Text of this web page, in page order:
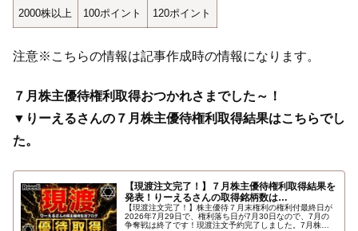
2000株以上 100ポイント 120ポイント
注意※こちらの情報は記事作成時の情報になります。
７月株主優待権利取得おつかれさまでした～！
▼りーえるさんの７月株主優待権利取得結果はこちらでし
た。
【現渡注文完了！】７月株主優待権利取得結果を
発表！りーえるさんの取得銘柄数は…
【現渡注文完了！】株主優待７月末権利の権利付最終日が
2026年7月29日で、権利落ち日が7月30日なので、7月の
争奪戦は終了です！現渡注文予約完了しました。7月株主